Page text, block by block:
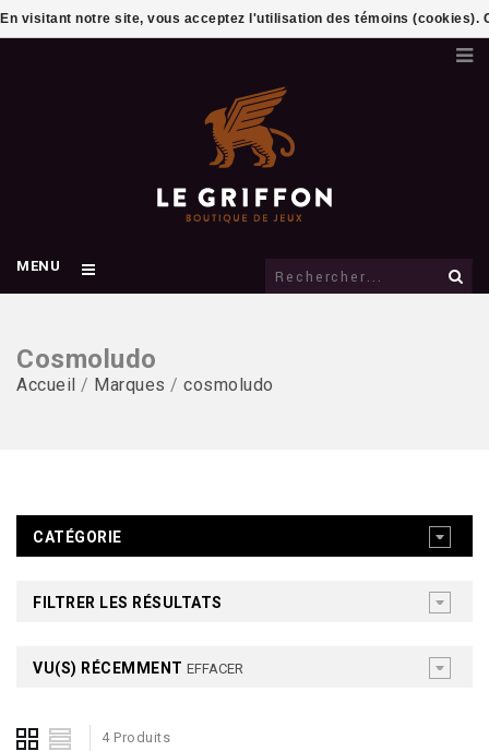
MENU
Cosmoludo
Accueil / Marques / cosmoludo
CATÉGORIE
FILTRER LES RÉSULTATS
VU(S) RÉCEMMENT EFFACER
4 Produits
En visitant notre site, vous acceptez l'utilisation des témoins